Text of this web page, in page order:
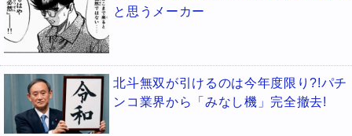
と思うメーカー
北斗無双が引けるのは今年度限り?!パチ
ンコ業界から「みなし機」完全撤去!